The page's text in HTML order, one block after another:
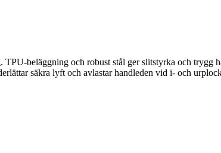
beläggning och robust stål ger slitstyrka och trygg
säkra lyft och avlastar handleden vid i- och